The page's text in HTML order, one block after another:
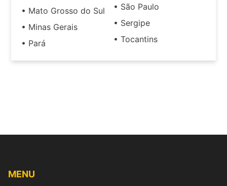
• Mato Grosso do Sul
• Minas Gerais
• Pará
• São Paulo
• Sergipe
• Tocantins
MENU